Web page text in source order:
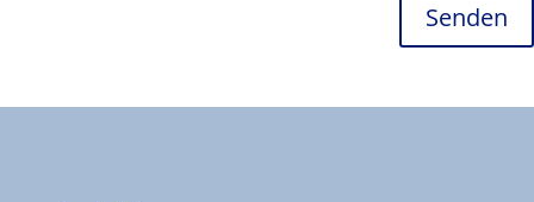
Senden